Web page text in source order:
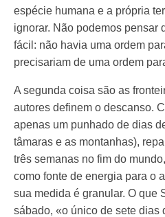
espécie humana e a própria
ignorar. Não podemos pensar
fácil: não havia uma ordem
precisariam de uma ordem
A segunda coisa são as
autores definem o descanso.
apenas um punhado de dias
tâmaras e as montanhas),
três semanas no fim do
como fonte de energia para o
sua medida é granular. O que
sábado, «o único de sete dias